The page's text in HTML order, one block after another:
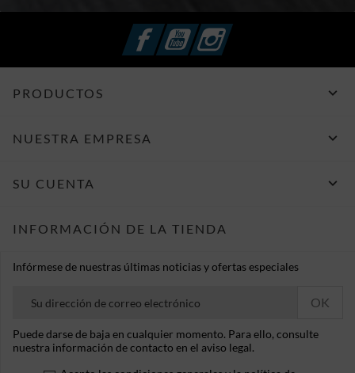
FacebookYouTubeInstagram
PRODUCTOS 
NUESTRA EMPRESA 
SU CUENTA 
INFORMACIÓN DE LA TIENDA
Infórmese de nuestras últimas noticias y ofertas especiales
Puede darse de baja en cualquier momento. Para ello, consulte
nuestra información de contacto en el aviso legal.